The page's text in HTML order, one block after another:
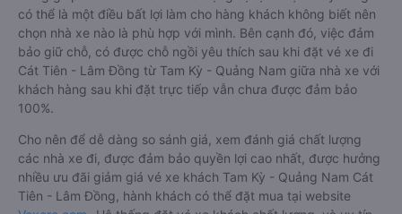
có thể là một điều bất lợi làm cho hàng khách không biết nên
chọn nhà xe nào là phù hợp với mình. Bên cạnh đó, việc đảm
bảo giữ chỗ, có được chỗ ngồi yêu thích sau khi đặt vé xe đi
Cát Tiên - Lâm Đồng từ Tam Kỳ - Quảng Nam giữa nhà xe với
khách hàng sau khi đặt trực tiếp vẫn chưa được đảm bảo
100%.
Cho nên để dễ dàng so sánh giá, xem đánh giá chất lượng
các nhà xe đi, được đảm bảo quyền lợi cao nhất, được hưởng
nhiều ưu đãi giảm giá vé xe khách Tam Kỳ - Quảng Nam Cát
Tiên - Lâm Đồng, hành khách có thể đặt mua tại website